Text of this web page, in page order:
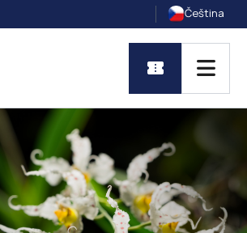
Čeština